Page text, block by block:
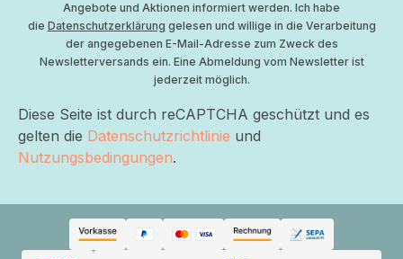
Angebote und Aktionen informiert werden. Ich habe
die Datenschutzerklärung gelesen und willige in die Verarbeitung
der angegebenen E-Mail-Adresse zum Zweck des
Newsletterversands ein. Eine Abmeldung vom Newsletter ist
jederzeit möglich.
Diese Seite ist durch reCAPTCHA geschützt und es
gelten die Datenschutzrichtlinie und
Nutzungsbedingungen.